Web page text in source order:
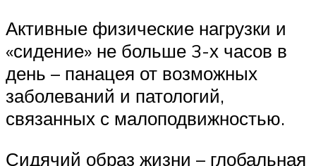
Активные физические нагрузки и
«сидение» не больше 3-х часов в
день – панацея от возможных
заболеваний и патологий,
связанных с малоподвижностью.
Сидячий образ жизни – глобальная